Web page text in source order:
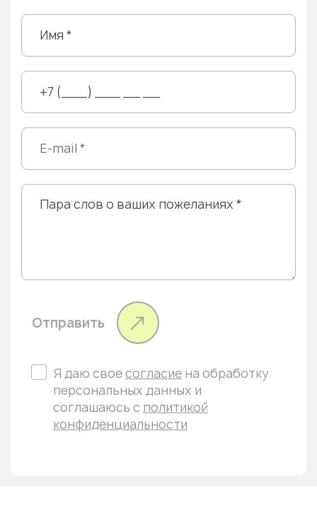
Отправить
Я даю своесогласие на обработку
персональных данных и
соглашаюсь с политикой
конфиденциальности